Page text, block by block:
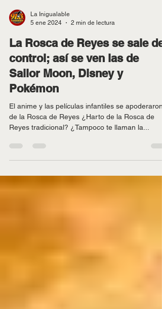
5 ene 2024
2 min de lectura
La Rosca de Reyes se sale de
control; así se ven las de
Sailor Moon, Disney y
Pokémon
El anime y las películas infantiles se apoderaron
de la Rosca de Reyes ¿Harto de la Rosca de
Reyes tradicional? ¿Tampoco te llaman la...